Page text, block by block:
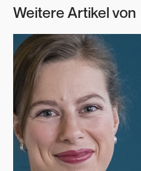
Weitere Artikel von